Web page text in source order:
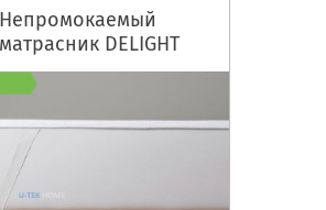
Непромокаемый
DELIGHT